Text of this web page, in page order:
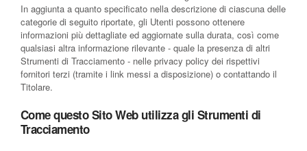
In aggiunta a quanto specificato nella descrizione di ciascuna delle
categorie di seguito riportate, gli Utenti possono ottenere
informazioni più dettagliate ed aggiornate sulla durata, così come
qualsiasi altra informazione rilevante - quale la presenza di altri
Strumenti di Tracciamento - nelle privacy policy dei rispettivi
fornitori terzi (tramite i link messi a disposizione) o contattando il
Titolare.
Come questo Sito Web utilizza gli Strumenti di
Tracciamento